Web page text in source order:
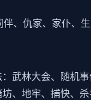
伴、仇家、家仆、
武林大会、随机
、地牢、捕快、